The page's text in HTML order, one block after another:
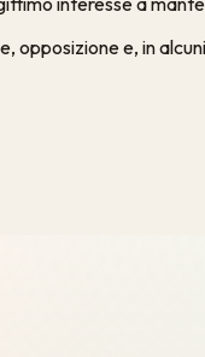
e, in